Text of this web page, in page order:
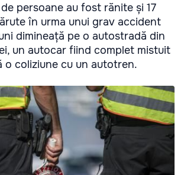
persoane au fost rănite și 17
în urma unui grav accident
dimineață pe o autostradă din
un autocar fiind complet mistuit
o coliziune cu un autotren.